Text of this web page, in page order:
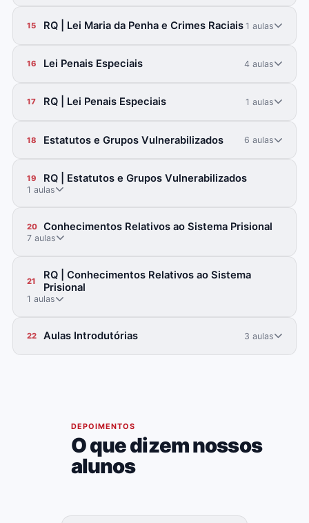
15 RQ | Lei Maria da Penha e Crimes Raciais 1 aulas
16 Lei Penais Especiais 4 aulas
17 RQ | Lei Penais Especiais 1 aulas
18 Estatutos e Grupos Vulnerabilizados 6 aulas
19 RQ | Estatutos e Grupos Vulnerabilizados
1 aulas
20 Conhecimentos Relativos ao Sistema Prisional
7 aulas
21
RQ | Conhecimentos Relativos ao Sistema
Prisional
1 aulas
22 Aulas Introdutórias 3 aulas
DEPOIMENTOS
O que dizem nossos
alunos